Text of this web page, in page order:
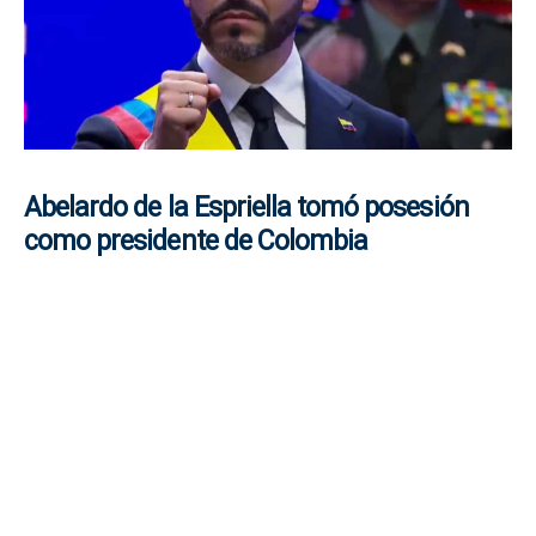
Abelardo de la Espriella tomó posesión
como presidente de Colombia